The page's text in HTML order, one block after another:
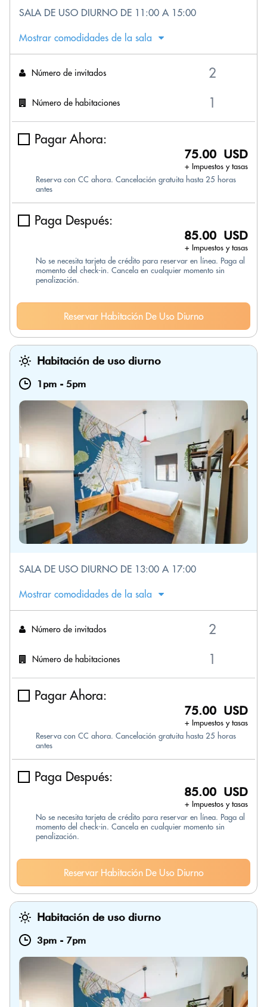
SALA DE USO DIURNO DE 11:00 A 15:00
Mostrar comodidades de la sala
Número de invitados
Número de habitaciones
Pagar Ahora:
75.00 USD
+ Impuestos y tasas
Reserva con CC ahora. Cancelación gratuita hasta 25 horas
antes
Paga Después:
85.00 USD
+ Impuestos y tasas
No se necesita tarjeta de crédito para reservar en línea. Paga al
momento del check-in. Cancela en cualquier momento sin
penalización.
Reservar Habitación De Uso Diurno
Habitación de uso diurno
1pm - 5pm
SALA DE USO DIURNO DE 13:00 A 17:00
Mostrar comodidades de la sala
Número de invitados
Número de habitaciones
Pagar Ahora:
75.00 USD
+ Impuestos y tasas
Reserva con CC ahora. Cancelación gratuita hasta 25 horas
antes
Paga Después:
85.00 USD
+ Impuestos y tasas
No se necesita tarjeta de crédito para reservar en línea. Paga al
momento del check-in. Cancela en cualquier momento sin
penalización.
Reservar Habitación De Uso Diurno
Habitación de uso diurno
3pm - 7pm